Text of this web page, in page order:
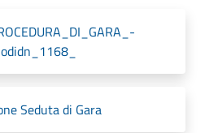
Seduta di Gara